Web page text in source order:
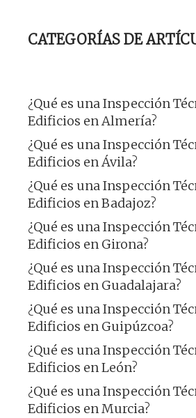
CATEGORÍAS DE
¿Qué es una Inspección
Edificios en Almería?
¿Qué es una Inspección
Edificios en Ávila?
¿Qué es una Inspección
Edificios en Badajoz?
¿Qué es una Inspección
Edificios en Girona?
¿Qué es una Inspección
Edificios en Guadalajara?
¿Qué es una Inspección
Edificios en Guipúzcoa?
¿Qué es una Inspección
Edificios en León?
¿Qué es una Inspección
Edificios en Murcia?